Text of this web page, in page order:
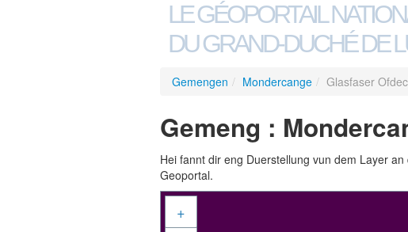
LE GÉOPORTAIL
DU GRAND-DUCHÉ DE
Gemengen / Mondercange / Glasfaser
Gemeng :
Hei fannt dir eng Duerstellung vun dem Layer
Geoportal.
+